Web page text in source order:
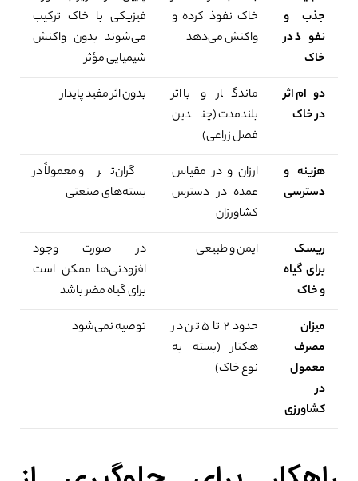
جذب و
نفوذ در
خاک
خاک نفوذ کرده و
واکنش می‌دهد
فیزیکی با خاک ترکیب
می‌شوند بدون واکنش
شیمیایی مؤثر
دوام اثر
در خاک
ماندگار و با اثر
بلندمدت (چندین
فصل زراعی)
بدون اثر مفید پایدار
هزینه و
دسترسی
ارزان و در مقیاس
عمده در دسترس
کشاورزان
گران‌تر و معمولاً در
بسته‌های صنعتی
ریسک
برای گیاه
و خاک
ایمن و طبیعی
در صورت وجود
افزودنی‌ها ممکن است
برای گیاه مضر باشد
میزان
مصرف
معمول
در
کشاورزی
حدود ۲ تا ۵ تن در
هکتار (بسته به
نوع خاک)
توصیه نمی‌شود
0%